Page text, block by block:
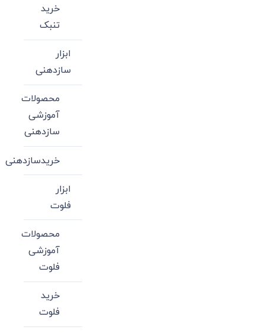
خرید
تنبک
ابزار
سازدهنی
محصولات
آموزشی
سازدهنی
خریدسازدهنی
ابزار
فلوت
محصولات
آموزشی
فلوت
خرید
فلوت